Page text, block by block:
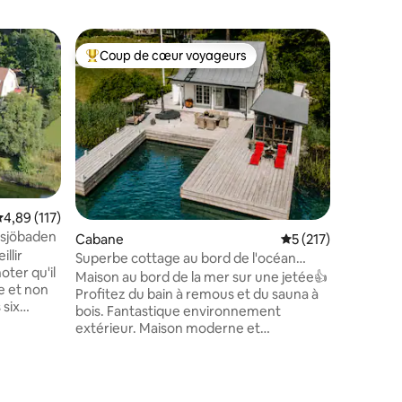
: 4,9 sur 5
moyenne sur la base de 117 commentaires : 4,89 sur 5
4,89 (117)
qu'il
et non
six
Coups de cœur voyageurs les plus appréciés
Coup de cœur voyageurs
Cabane Évaluation
5 (217)
Superbe cottage au bord de l'océan
30m2
Maison au bord de la mer sur une jetée👍
Profitez du bain à remous et du sauna à
bois. Fantastique environnement
extérieur. Maison moderne et